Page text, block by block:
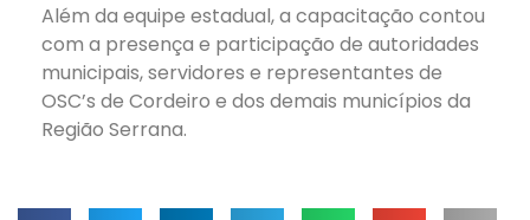
Além da equipe estadual, a capacitação contou
com a presença e participação de autoridades
municipais, servidores e representantes de
OSC’s de Cordeiro e dos demais municípios da
Região Serrana.